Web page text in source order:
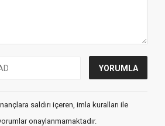
saldırı içeren, imla kuralları ile
onaylanmamaktadır.